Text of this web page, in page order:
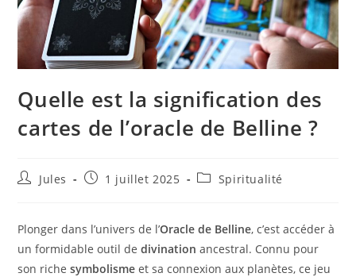
Quelle est la signification des
cartes de l’oracle de Belline ?
Auteur/autrice
publication :
Jules
Publication
1 juillet 2025
PostSpiritualité
Plonger dans l’univers de l’Oracle de Belline, c’est accéder à
un formidable outil dedivination ancestral. Connu pour
son richesymbolisme et sa connexion aux planètes, ce jeu